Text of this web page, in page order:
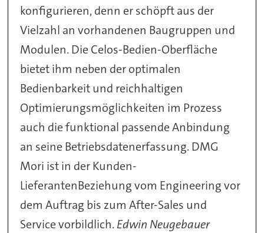
konfigurieren, denn er schöpft aus der
Vielzahl an vorhandenen Baugruppen und
Modulen. Die Celos-Bedien-Oberfläche
bietet ihm neben der optimalen
Bedienbarkeit und reichhaltigen
Optimierungsmöglichkeiten im Prozess
auch die funktional passende Anbindung
an seine Betriebsdatenerfassung. DMG
Mori ist in der Kunden-
LieferantenBeziehung vom Engineering vor
dem Auftrag bis zum After-Sales und
Service vorbildlich. Edwin Neugebauer